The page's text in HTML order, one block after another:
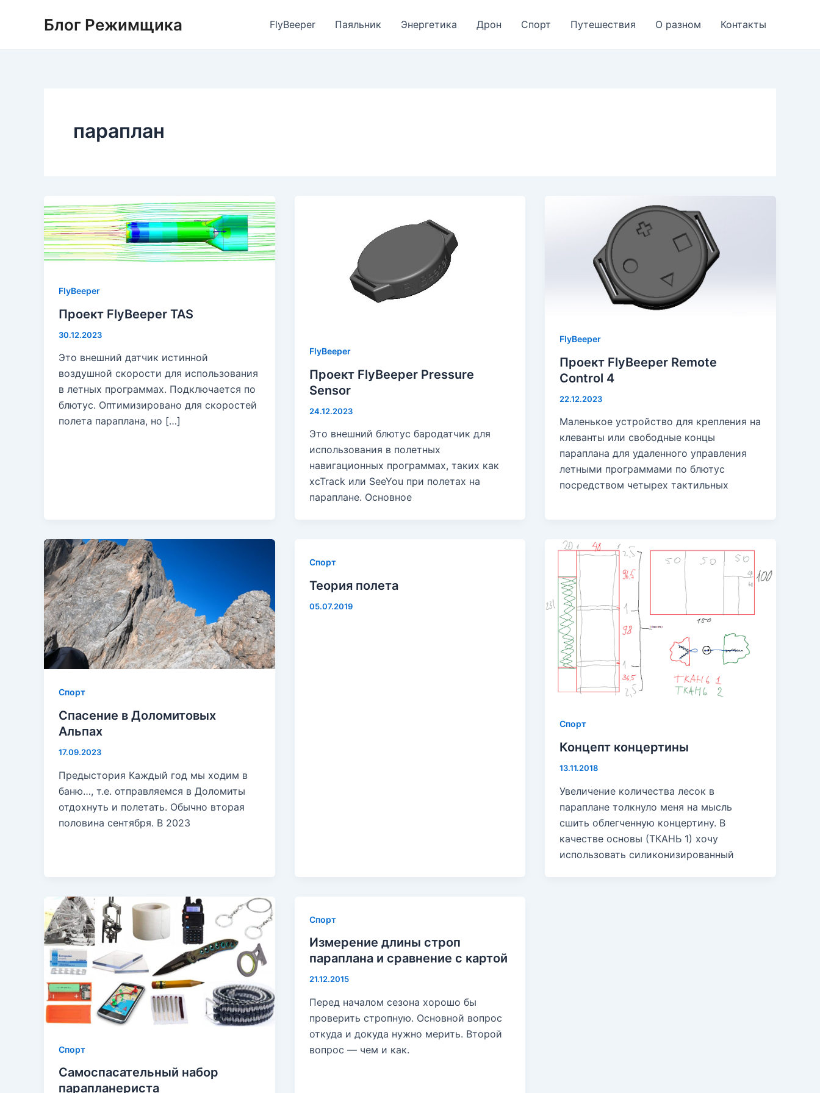
Блог Режимщика FlyBeeper Паяльник Энергетика Дрон Спорт Путешествия О разном Контакты
параплан
FlyBeeper
Проект FlyBeeper TAS
30.12.2023
Это внешний датчик истинной
воздушной скорости для использования
в летных программах. Подключается по
блютус. Оптимизировано для скоростей
полета параплана, но […]
FlyBeeper
Проект FlyBeeper Pressure
Sensor
24.12.2023
Это внешний блютус бародатчик для
использования в полетных
навигационных программах, таких как
xcTrack или SeeYou при полетах на
параплане. Основное
FlyBeeper
Проект FlyBeeper Remote
Control 4
22.12.2023
Маленькое устройство для крепления на
клеванты или свободные концы
параплана для удаленного управления
летными программами по блютус
посредством четырех тактильных
Спорт
Спасение в Доломитовых
Альпах
17.09.2023
Предыстория Каждый год мы ходим в
баню…, т.е. отправляемся в Доломиты
отдохнуть и полетать. Обычно вторая
половина сентября. В 2023
Спорт
Теория полета
05.07.2019
Спорт
Концепт концертины
13.11.2018
Увеличение количества лесок в
параплане толкнуло меня на мысль
сшить облегченную концертину. В
качестве основы (ТКАНЬ 1) хочу
использовать силиконизированный
Спорт
Самоспасательный набор
парапланериста
Спорт
Измерение длины строп
параплана и сравнение с картой
21.12.2015
Перед началом сезона хорошо бы
проверить стропную. Основной вопрос
откуда и докуда нужно мерить. Второй
вопрос — чем и как.